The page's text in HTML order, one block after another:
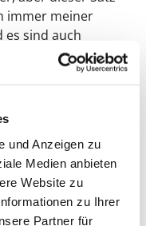
und Anzeigen zu
Medien anbieten
Website zu
zu Ihrer
Partner für
immer meiner
es sind auch
des Neuen,
neu, indem er
im
Kirche ist mehr
der Nähe